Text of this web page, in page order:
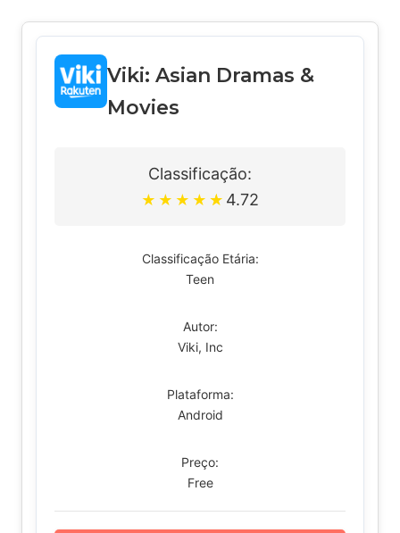
Viki: Asian Dramas &
Movies
Classificação:
★ ★ ★ ★ ★ 4.72
Classificação Etária:
Teen
Autor:
Viki, Inc
Plataforma:
Android
Preço:
Free